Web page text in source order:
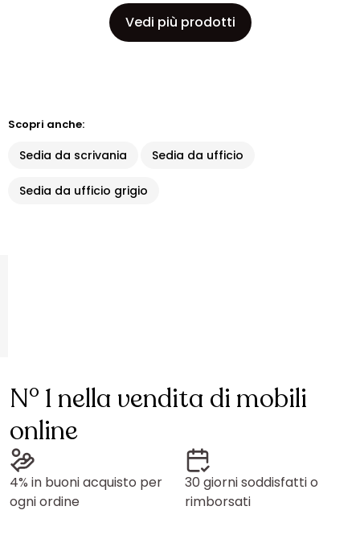
Vedi più prodotti
Scopri anche:
Sedia da scrivania Sedia da ufficio
Sedia da ufficio grigio
N° 1 nella vendita di mobili
online
4% in buoni acquisto per
ogni ordine
30 giorni soddisfatti o
rimborsati